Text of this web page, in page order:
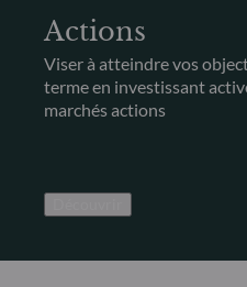
Actions
Viser à atteindre vos
terme en investissant
marchés actions